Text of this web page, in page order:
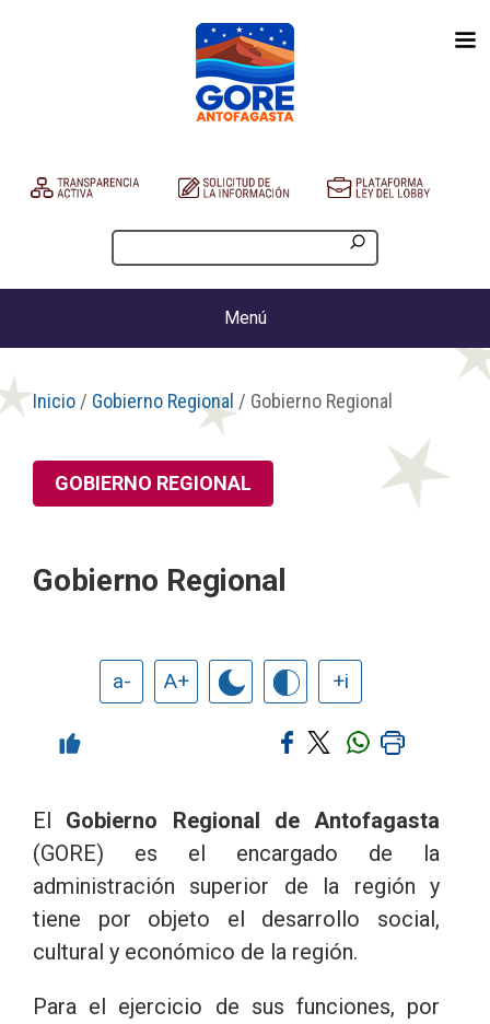
Menú
Inicio / Gobierno Regional / Gobierno Regional
GOBIERNO REGIONAL
Gobierno Regional
a- A+ +i
El Gobierno Regional de Antofagasta
(GORE) es el encargado de la
administración superior de la región y
tiene por objeto el desarrollo social,
cultural y económico de la región.
Para el ejercicio de sus funciones, por